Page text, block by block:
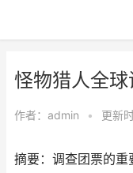
怪物猎人全
作者： admin • 更新
摘要：调查团票的